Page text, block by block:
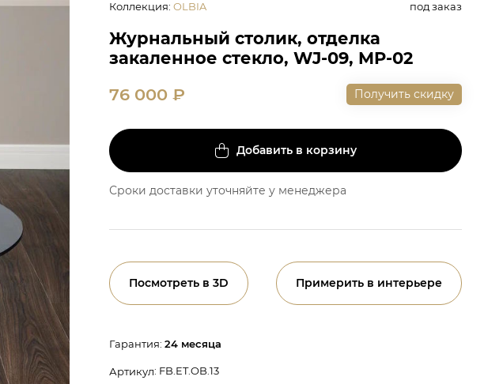
Коллекция: OLBIA под заказ
Журнальный столик, отделка
закаленное стекло, WJ-09, MP-02
76 000 ₽ Получить скидку
Добавить в корзину
Сроки доставки уточняйте у менеджера
Посмотреть в 3D Примерить в интерьере
Гарантия: 24 месяца
Артикул: FB.ET.OB.13